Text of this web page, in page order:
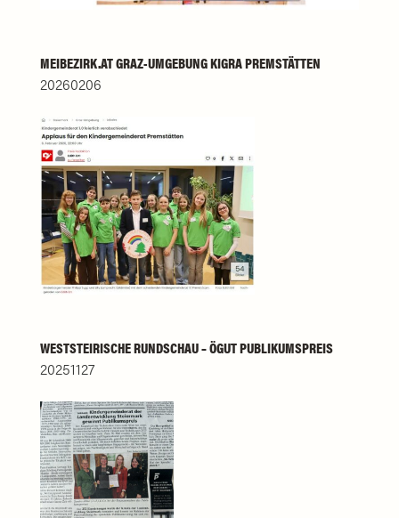
MEIBEZIRK.AT GRAZ-UMGEBUNG KIGRA PREMSTÄTTEN
20260206
WESTSTEIRISCHE RUNDSCHAU – ÖGUT PUBLIKUMSPREIS
20251127